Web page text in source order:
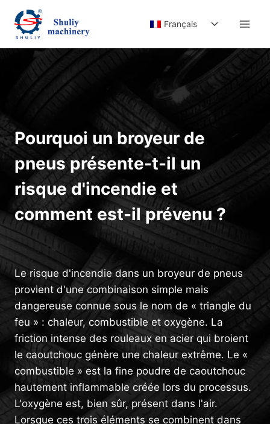
contenu
Français
Ouvrir/
menu
enfant
Pourquoi un broyeur de
pneus présente-t-il un
risque d'incendie et
comment est-il prévenu ?
Le risque d'incendie dans un broyeur de pneus
provient d'une combinaison simple mais
dangereuse connue sous le nom de « triangle du
feu » : chaleur, combustible et oxygène. La
friction intense des rouleaux en acier qui broient
le caoutchouc génère une chaleur extrême. Le «
combustible » est la fine poudre de caoutchouc
hautement inflammable créée lors du processus.
L'oxygène est, bien sûr, présent dans l'air.
Lorsque ces trois éléments se combinent dans